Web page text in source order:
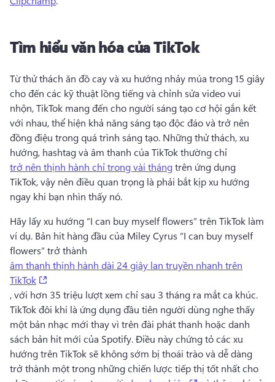
Tìm hiểu văn hóa của TikTok
Từ thử thách ăn đồ cay và xu hướng nhảy múa trong 15 giây
cho đến các kỹ thuật lồng tiếng và chỉnh sửa video vui
nhộn, TikTok mang đến cho người sáng tạo cơ hội gắn kết
với nhau, thể hiện khả năng sáng tạo độc đáo và trở nên
đồng điệu trong quá trình sáng tạo. Những thử thách, xu
hướng, hashtag và âm thanh của TikTok thường chỉ
trở nên thịnh hành chỉ trong vài tháng trên ứng dụng
TikTok, vậy nên điều quan trọng là phải bắt kịp xu hướng
ngay khi bạn nhìn thấy nó.
Hãy lấy xu hướng “I can buy myself flowers” trên TikTok làm
ví dụ. Bản hit hàng đầu của Miley Cyrus “I can buy myself
flowers” trở thành
âm thanh thịnh hành dài 24 giây lan truyền nhanh trên
TikTok
TikTok đôi khi là ứng dụng đầu tiên người dùng nghe thấy
một bản nhạc mới thay vì trên đài phát thanh hoặc danh
sách bản hit mới của Spotify. Điều này chứng tỏ các xu
hướng trên TikTok sẽ không sớm bị thoái trào và dễ dàng
trở thành một trong những chiến lược tiếp thị tốt nhất cho